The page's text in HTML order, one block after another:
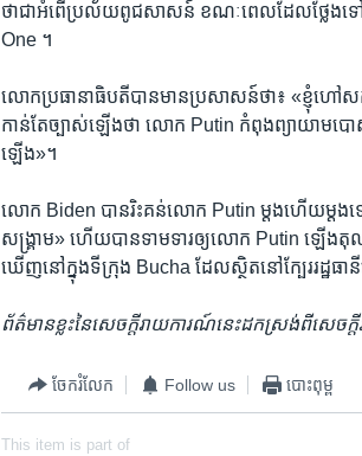
ថា​ជា​អំពើ​ប្រល័យ​ពូជសាសន៍​ ខណៈ​ពេល​ដែល​ថ្លែង​ទ
One ។
លោក​ប្រធានាធិបតី​បាន​មាន​ប្រសាសន៍​ថា៖ «ខ្ញុំ​ហៅស
កាន់តែ​ច្បាស់​ឡើង​ថា លោក Putin កំពុង​ព្យាយាម​ប
ឡើង»។
លោក Biden បាន​រិះគន់​លោក Putin ម្តងហើយ​ម្ត
សង្គ្រាម» ហើយ​បាន​ទាមទារ​ឲ្យ​លោក Putin ឡើង​តុលា
ឃើញ​នៅ​ក្នុង​ទីក្រុង Bucha ដែល​ស្ថិត​នៅ​ក្បែរ​រដ្ឋធ
ព័ត៌មាន​ខ្លះ​នៃ​សេចក្តីរាយការណ៍​នេះ​ដកស្រង់ពី​សេច
ចែករំលែក Follow us បោះពុម្ព
This item is part of